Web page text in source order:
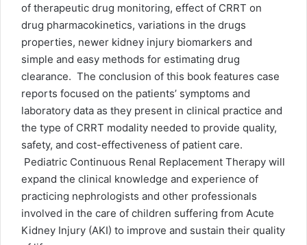
of therapeutic drug monitoring, effect of CRRT on
drug pharmacokinetics, variations in the drugs
properties, newer kidney injury biomarkers and
simple and easy methods for estimating drug
clearance. The conclusion of this book features case
reports focused on the patients’ symptoms and
laboratory data as they present in clinical practice and
the type of CRRT modality needed to provide quality,
safety, and cost-effectiveness of patient care.
Pediatric Continuous Renal Replacement Therapy will
expand the clinical knowledge and experience of
practicing nephrologists and other professionals
involved in the care of children suffering from Acute
Kidney Injury (AKI) to improve and sustain their quality